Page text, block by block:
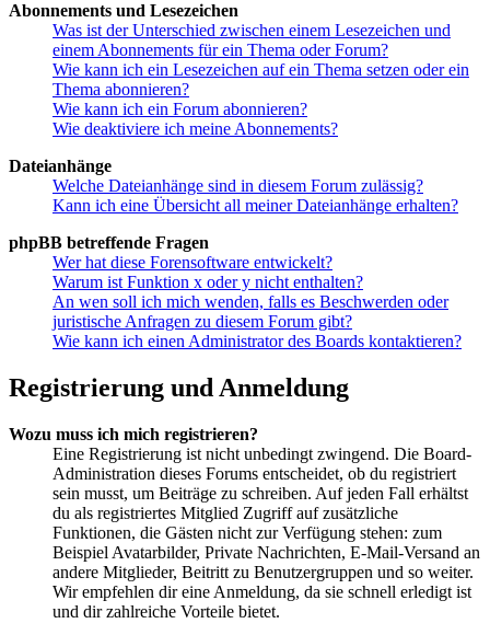
Abonnements und Lesezeichen
Was ist der Unterschied zwischen einem Lesezeichen und
einem Abonnements für ein Thema oder Forum?
Wie kann ich ein Lesezeichen auf ein Thema setzen oder ein
Thema abonnieren?
Wie kann ich ein Forum abonnieren?
Wie deaktiviere ich meine Abonnements?
Dateianhänge
Welche Dateianhänge sind in diesem Forum zulässig?
Kann ich eine Übersicht all meiner Dateianhänge erhalten?
phpBB betreffende Fragen
Wer hat diese Forensoftware entwickelt?
Warum ist Funktion x oder y nicht enthalten?
An wen soll ich mich wenden, falls es Beschwerden oder
juristische Anfragen zu diesem Forum gibt?
Wie kann ich einen Administrator des Boards kontaktieren?
Registrierung und Anmeldung
Wozu muss ich mich registrieren?
Eine Registrierung ist nicht unbedingt zwingend. Die Board-
Administration dieses Forums entscheidet, ob du registriert
sein musst, um Beiträge zu schreiben. Auf jeden Fall erhältst
du als registriertes Mitglied Zugriff auf zusätzliche
Funktionen, die Gästen nicht zur Verfügung stehen: zum
Beispiel Avatarbilder, Private Nachrichten, E-Mail-Versand an
andere Mitglieder, Beitritt zu Benutzergruppen und so weiter.
Wir empfehlen dir eine Anmeldung, da sie schnell erledigt ist
und dir zahlreiche Vorteile bietet.